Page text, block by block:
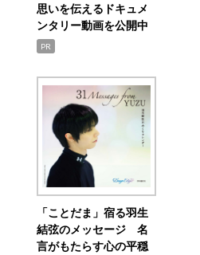
思いを伝えるドキュメ
ンタリー動画を公開中
PR
「ことだま」宿る羽生
結弦のメッセージ 名
言がもたらす心の平穏